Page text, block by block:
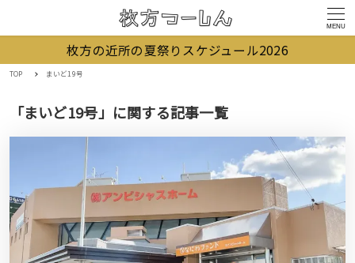
MENU
枚方の近所の夏祭りスケジュール2026
TOP まいど19号
「まいど19号」に関する記事一覧